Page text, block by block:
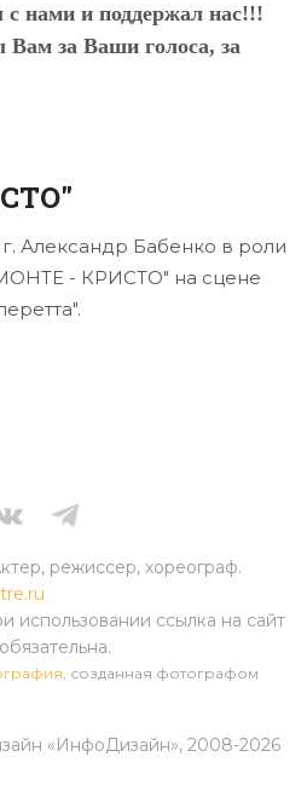
нами и поддержал нас!!!
за Ваши голоса, за
Александр Бабенко в роли
- КРИСТО" на сцене
режиссер, хореограф.
использовании ссылка на сайт
обязательна.
, созданная фотографом
«ИнфоДизайн», 2008-2026